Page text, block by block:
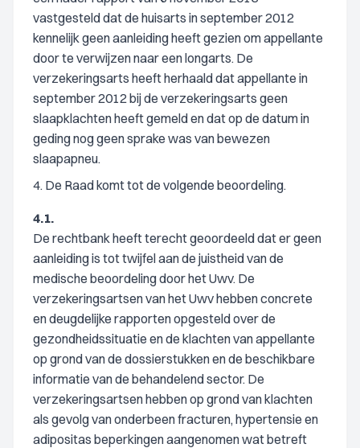
vastgesteld dat de huisarts in september 2012
kennelijk geen aanleiding heeft gezien om appellante
door te verwijzen naar een longarts. De
verzekeringsarts heeft herhaald dat appellante in
september 2012 bij de verzekeringsarts geen
slaapklachten heeft gemeld en dat op de datum in
geding nog geen sprake was van bewezen
slaapapneu.
4. De Raad komt tot de volgende beoordeling.
4.1.
De rechtbank heeft terecht geoordeeld dat er geen
aanleiding is tot twijfel aan de juistheid van de
medische beoordeling door het Uwv. De
verzekeringsartsen van het Uwv hebben concrete
en deugdelijke rapporten opgesteld over de
gezondheidssituatie en de klachten van appellante
op grond van de dossierstukken en de beschikbare
informatie van de behandelend sector. De
verzekeringsartsen hebben op grond van klachten
als gevolg van onderbeen fracturen, hypertensie en
adipositas beperkingen aangenomen wat betreft